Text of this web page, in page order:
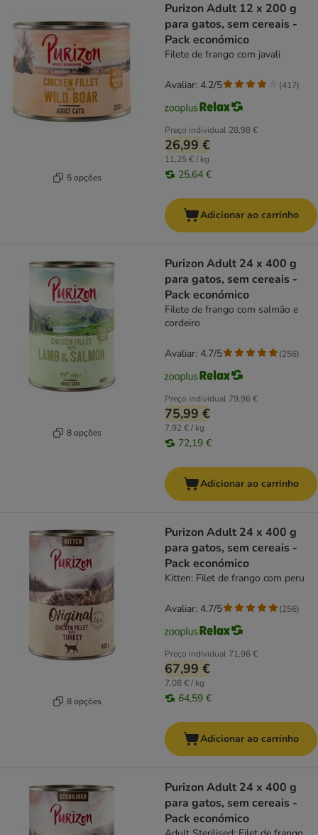
5 opções
Purizon Adult 12 x 200 g
para gatos, sem cereais -
Pack económico
Filete de frango com javali
Preço individual 28,98 €
26,99 €
11,25 € / kg
25,64 €
Avaliar: 4.2/5 (417)
Adicionar ao carrinho
8 opções
Purizon Adult 24 x 400 g
para gatos, sem cereais -
Pack económico
Filete de frango com salmão e
cordeiro
Preço individual 79,96 €
75,99 €
7,92 € / kg
72,19 €
Avaliar: 4.7/5 (256)
Adicionar ao carrinho
8 opções
Purizon Adult 24 x 400 g
para gatos, sem cereais -
Pack económico
Kitten: Filet de frango com peru
Preço individual 71,96 €
67,99 €
7,08 € / kg
64,59 €
Avaliar: 4.7/5 (256)
Adicionar ao carrinho
Purizon Adult 24 x 400 g
para gatos, sem cereais -
Pack económico